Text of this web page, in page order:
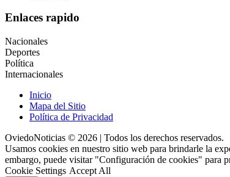
Enlaces rapido
Nacionales
Deportes
Política
Internacionales
Inicio
Mapa del Sitio
Política de Privacidad
OviedoNoticias © 2026 | Todos los derechos reservados.
Usamos cookies en nuestro sitio web para brindarle la
embargo, puede visitar "Configuración de cookies" para
Cookie Settings Accept All